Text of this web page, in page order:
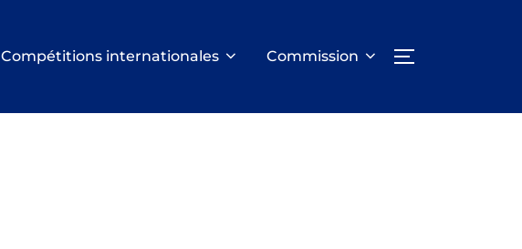
Compétitions internationales Commission PERMUTER